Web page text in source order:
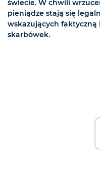
świecie. W chwili
pieniądze stają się
wskazujących
skarbówek.